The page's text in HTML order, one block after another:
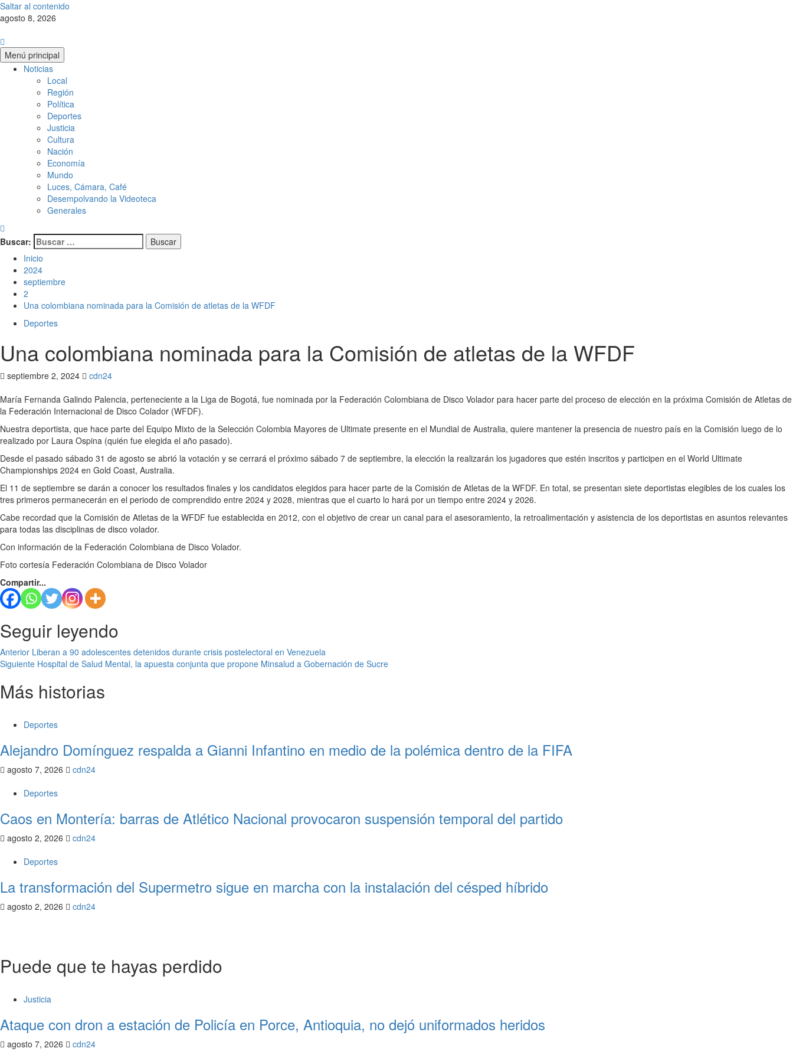
Saltar al contenido
agosto 8, 2026
Menú principal
Noticias
Local
Región
Política
Deportes
Justicia
Cultura
Nación
Economía
Mundo
Luces, Cámara, Café
Desempolvando la Videoteca
Generales
Buscar:
Inicio
2024
septiembre
2
Una colombiana nominada para la Comisión de atletas de la WFDF
Deportes
Una colombiana nominada para la Comisión de atletas de la WFDF
septiembre 2, 2024
cdn24
María Fernanda Galindo Palencia, perteneciente a la Liga de Bogotá, fue nominada por la Federación Colombiana de Disco Volador para hacer parte del proceso de elección en la próxima Comisión de Atletas de
la Federación Internacional de Disco Colador (WFDF).
Nuestra deportista, que hace parte del Equipo Mixto de la Selección Colombia Mayores de Ultimate presente en el Mundial de Australia, quiere mantener la presencia de nuestro país en la Comisión luego de lo
realizado por Laura Ospina (quién fue elegida el año pasado).
Desde el pasado sábado 31 de agosto se abrió la votación y se cerrará el próximo sábado 7 de septiembre, la elección la realizarán los jugadores que estén inscritos y participen en el World Ultimate
Championships 2024 en Gold Coast, Australia.
El 11 de septiembre se darán a conocer los resultados finales y los candidatos elegidos para hacer parte de la Comisión de Atletas de la WFDF. En total, se presentan siete deportistas elegibles de los cuales los
tres primeros permanecerán en el periodo de comprendido entre 2024 y 2028, mientras que el cuarto lo hará por un tiempo entre 2024 y 2026.
Cabe recordad que la Comisión de Atletas de la WFDF fue establecida en 2012, con el objetivo de crear un canal para el asesoramiento, la retroalimentación y asistencia de los deportistas en asuntos relevantes
para todas las disciplinas de disco volador.
Con información de la Federación Colombiana de Disco Volador.
Foto cortesía Federación Colombiana de Disco Volador
Compartir...
Seguir leyendo
Anterior Liberan a 90 adolescentes detenidos durante crisis postelectoral en Venezuela
Siguiente Hospital de Salud Mental, la apuesta conjunta que propone Minsalud a Gobernación de Sucre
Más historias
Deportes
Alejandro Domínguez respalda a Gianni Infantino en medio de la polémica dentro de la FIFA
agosto 7, 2026
cdn24
Deportes
Caos en Montería: barras de Atlético Nacional provocaron suspensión temporal del partido
agosto 2, 2026
cdn24
Deportes
La transformación del Supermetro sigue en marcha con la instalación del césped híbrido
agosto 2, 2026 cdn24
Puede que te hayas perdido
Justicia
Ataque con dron a estación de Policía en Porce, Antioquia, no dejó uniformados heridos
agosto 7, 2026 cdn24